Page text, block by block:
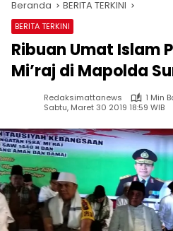
Beranda BERITA TERKINI
BERITA TERKINI
Ribuan Umat Islam
Mi’raj di Mapolda
Redaksimattanews
1 Min
Sabtu, Maret 30 2019 18:59 WIB